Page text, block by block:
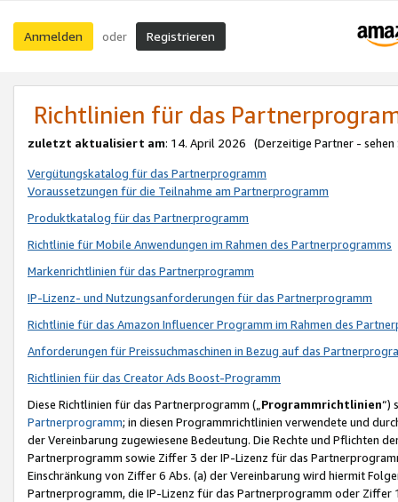
Anmelden oder Registrieren
Richtlinien für das
zuletzt aktualisiert am: 14. April 2026 (Derzeitige Partner - sehen
Vergütungskatalog für das Partnerprogramm
Voraussetzungen für die Teilnahme am Partnerprogramm
Produktkatalog für das Partnerprogramm
Richtlinie für Mobile Anwendungen im Rahmen des Partnerprogramms
Markenrichtlinien für das Partnerprogramm
IP-Lizenz- und Nutzungsanforderungen für das Partnerprogramm
Richtlinie für das Amazon Influencer Programm im Rahmen des
Anforderungen für Preissuchmaschinen in Bezug auf das
Richtlinien für das Creator Ads Boost-Programm
Diese Richtlinien für das Partnerprogramm („Programmrichtlinien“)
Partnerprogramm; in diesen Programmrichtlinien verwendete und
der Vereinbarung zugewiesene Bedeutung. Die Rechte und Pflichten
Partnerprogramm sowie Ziffer 3 der IP-Lizenz für das
Einschränkung von Ziffer 6 Abs. (a) der Vereinbarung wird hiermit
Partnerprogramm, die IP-Lizenz für das Partnerprogramm oder